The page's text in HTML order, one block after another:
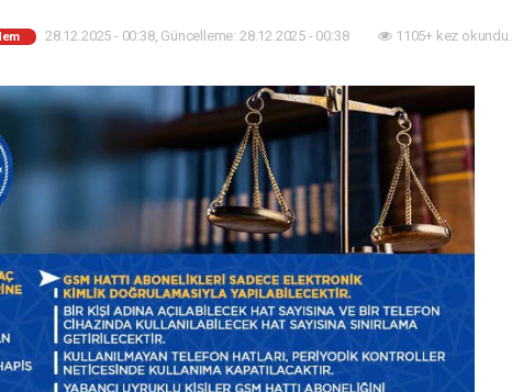
28.12.2025 - 00:38, Güncelleme: 28.12.2025 - 00:38 1105+ kez okundu.